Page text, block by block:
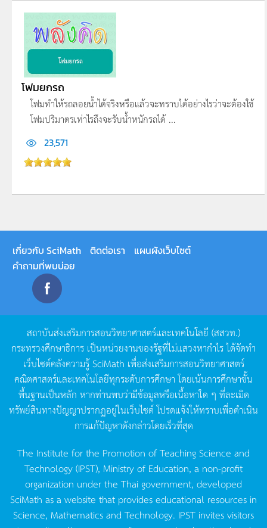
โฟมยกรถ
โฟมทำให้รถลอยน้ำได้จริงหรือแล้วจะทราบได้อย่างไรว่าจะต้องใช้
โฟมปริมาตรเท่าไรถึงจะรับน้ำหนักรถได้ ...
23,571
เกี่ยวกับ SciMath ติดต่อเรา
แผนผังเว็บไซต์
คำถามที่พบบ่อย
สถาบันส่งเสริมการสอนวิทยาศาสตร์และเทคโนโลยี (สสวท.)
กระทรวงศึกษาธิการ เป็นหน่วยงานของรัฐที่ไม่แสวงหากำไรได้จัดทำ
เว็บไซต์คลังความรู้SciMath เพื่อส่งเสริมการสอนวิทยาศาสตร์
คณิตศาสตร์และเทคโนโลยีทุกระดับการศึกษา โดยเน้นการศึกษาขั้น
พื้นฐานเป็นหลัก หากท่านพบว่ามีข้อมูลหรือเนื้อหาใด ๆ ที่ละเมิด
ทรัพย์สินทางปัญญาปรากฏอยู่ในเว็บไซต์โปรดแจ้งให้ทราบเพื่อดำเนิน
การแก้ปัญหาดังกล่าวโดยเร็วที่สุด
The Institute for the Promotion of Teaching Science and
Technology (IPST), Ministry of Education, a non-profit
organization under the Thai government, developed
SciMath as a website that provides educational resources in
Science, Mathematics and Technology. IPST invites visitors